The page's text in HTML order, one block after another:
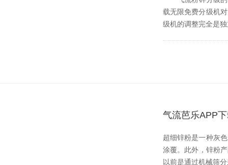
载无限免费分级机对
级机的调整完全是独
气流芭乐APP
超细锌粉是一种灰色
涂覆。此外，锌粉
以前是通过机械筛分